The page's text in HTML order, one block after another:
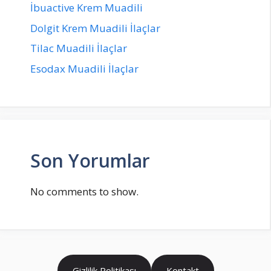
İbuactive Krem Muadili
Dolgit Krem Muadili İlaçlar
Tilac Muadili İlaçlar
Esodax Muadili İlaçlar
Son Yorumlar
No comments to show.